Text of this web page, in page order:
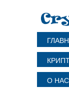
О НАС